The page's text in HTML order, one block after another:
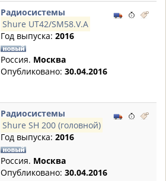
Радиосистемы
Shure UT42/SM58.V.A
Год выпуска: 2016
Россия. Москва
Опубликовано: 30.04.2016
Радиосистемы
Shure SH 200 (головной)
Год выпуска: 2016
Россия. Москва
Опубликовано: 30.04.2016